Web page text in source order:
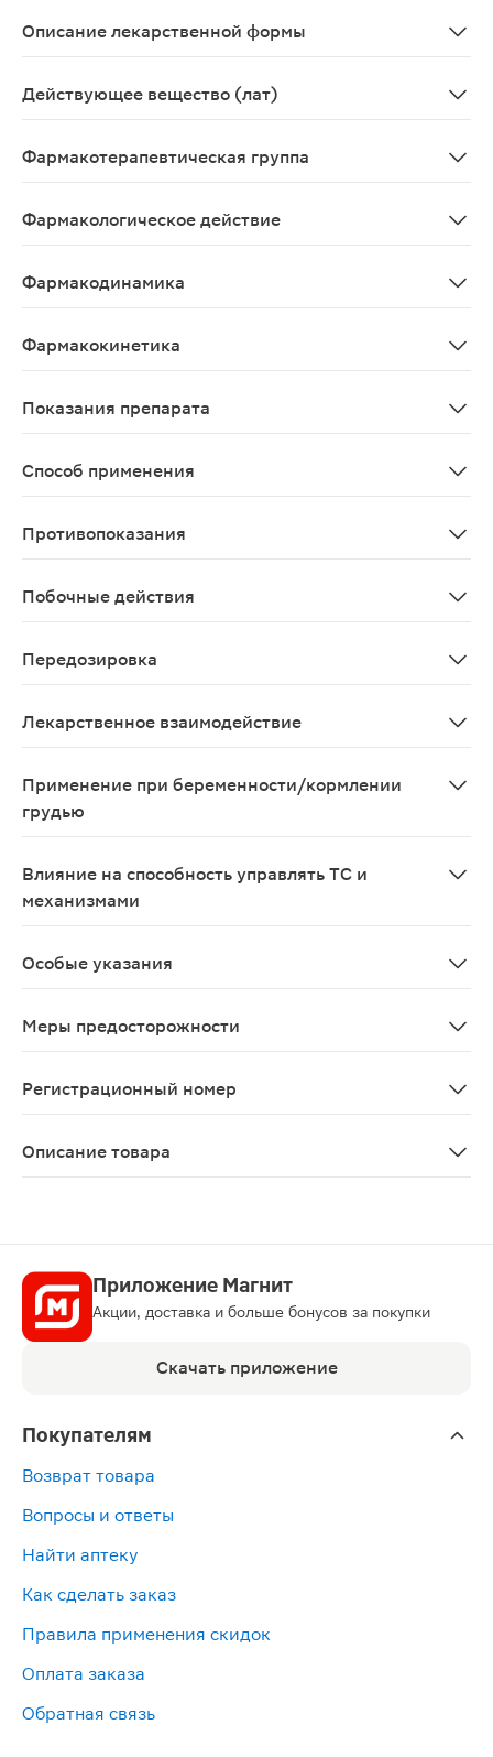
Описание лекарственной формы
Действующее вещество (лат)
Фармакотерапевтическая группа
Фармакологическое действие
Фармакодинамика
Фармакокинетика
Показания препарата
Способ применения
Противопоказания
Побочные действия
Передозировка
Лекарственное взаимодействие
Применение при беременности/кормлении
грудью
Влияние на способность управлять ТС и
механизмами
Особые указания
Меры предосторожности
Регистрационный номер
Описание товара
Приложение Магнит
Акции, доставка и больше бонусов за покупки
Скачать приложение
Покупателям
Возврат товара
Вопросы и ответы
Найти аптеку
Как сделать заказ
Правила применения скидок
Оплата заказа
Обратная связь